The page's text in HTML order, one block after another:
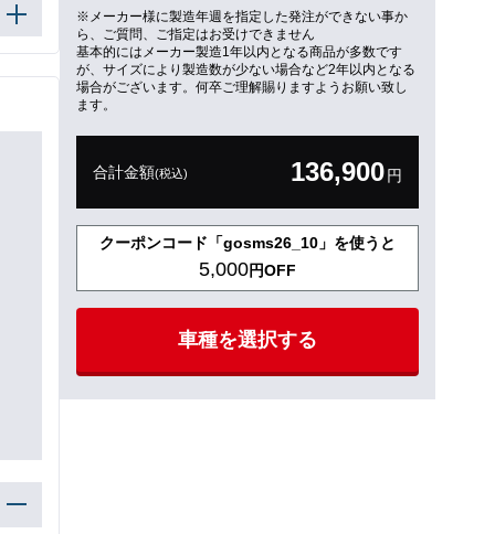
※メーカー様に製造年週を指定した発注ができない事か
ら、ご質問、ご指定はお受けできません
基本的にはメーカー製造1年以内となる商品が多数です
が、サイズにより製造数が少ない場合など2年以内となる
場合がございます。何卒ご理解賜りますようお願い致し
ます。
合計金額(税込) 136,900円
クーポンコード「gosms26_10」を使うと
5,000円OFF
車種を選択する